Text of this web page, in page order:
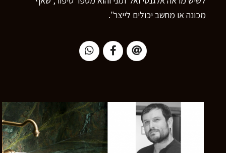
מכונה או מחשב יכולים לייצר".